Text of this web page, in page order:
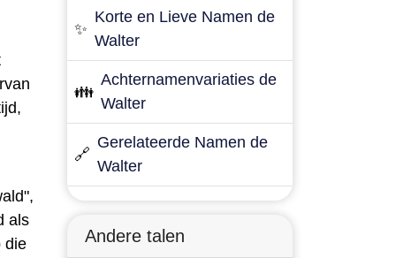
als
die
✨
Korte en Lieve Namen de
Walter
👪
Achternamenvariaties de
Walter
🔗
Gerelateerde Namen de
Walter
Andere talen